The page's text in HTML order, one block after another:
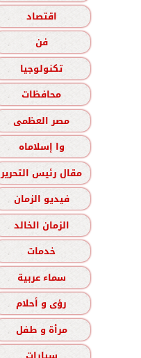
اقتصاد
فن
تكنولوجيا
محافظات
مصر العظمى
وا إسلاماه
مقال رئيس التحرير
فيديو الزمان
الزمان الخالد
خدمات
سماء عربية
رؤى و أحلام
مرأة و طفل